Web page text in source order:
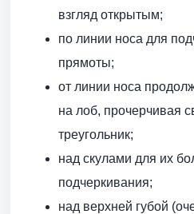
взгляд открытым;
по линии носа для
прямоты;
от линии носа
на лоб, прочерчивая
треугольник;
над скулами для их
подчеркивания;
над верхней губой